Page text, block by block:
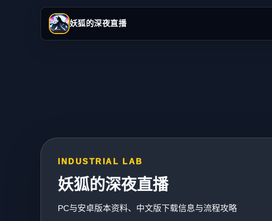
妖狐的深夜直播
INDUSTRIAL LAB
妖狐的深夜直播
PC与安卓版本资料、中文版下载信息与流程攻略